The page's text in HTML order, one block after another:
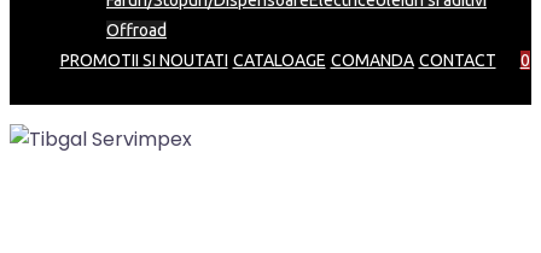
Offroad
PROMOTII SI NOUTATI CATALOAGE COMANDA CONTACT 0